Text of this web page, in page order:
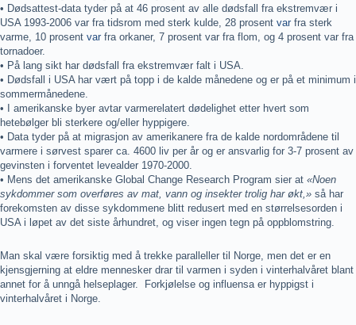
• Dødsattest-data tyder på at 46 prosent av alle dødsfall fra ekstremvær i
USA 1993-2006 var fra tidsrom med sterk kulde, 28 prosent var fra sterk
varme, 10 prosent var fra orkaner, 7 prosent var fra flom, og 4 prosent var fra
tornadoer.
• På lang sikt har dødsfall fra ekstremvær falt i USA.
• Dødsfall i USA har vært på topp i de kalde månedene og er på et minimum i
sommermånedene.
• I amerikanske byer avtar varmerelatert dødelighet etter hvert som
hetebølger bli sterkere og/eller hyppigere.
• Data tyder på at migrasjon av amerikanere fra de kalde nordområdene til
varmere i sørvest sparer ca. 4600 liv per år og er ansvarlig for 3-7 prosent av
gevinsten i forventet levealder 1970-2000.
• Mens det amerikanske Global Change Research Program sier at «Noen
sykdommer som overføres av mat, vann og insekter trolig har økt,» så har
forekomsten av disse sykdommene blitt redusert med en størrelsesorden i
USA i løpet av det siste århundret, og viser ingen tegn på oppblomstring.
Man skal være forsiktig med å trekke paralleller til Norge, men det er en
kjensgjerning at eldre mennesker drar til varmen i syden i vinterhalvåret blant
annet for å unngå helseplager. Forkjølelse og influensa er hyppigst i
vinterhalvåret i Norge.